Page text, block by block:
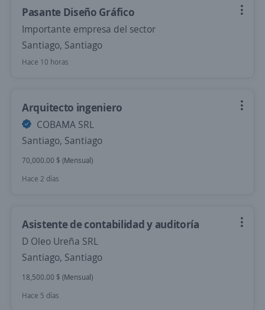
Pasante Diseño Gráfico
Importante empresa del sector
Santiago, Santiago
Hace 10 horas
Arquitecto ingeniero
COBAMA SRL
Santiago, Santiago
70,000.00 $ (Mensual)
Hace 2 días
Asistente de contabilidad y auditoría
D Oleo Ureña SRL
Santiago, Santiago
18,500.00 $ (Mensual)
Hace 5 días